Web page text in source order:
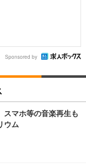
Sponsored by
スマホ等の音楽再生も
ウム